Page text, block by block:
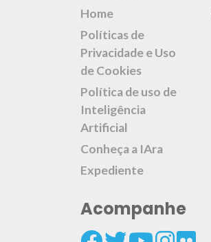
Home
Políticas de
Privacidade e Uso
de Cookies
Política de uso de
Inteligência
Artificial
Conheça a IAra
Expediente
Acompanhe